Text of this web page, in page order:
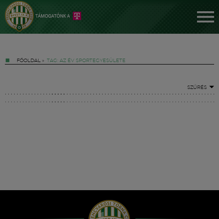
FŐOLDAL » TAG: AZ ÉV SPORTEGYESÜLETE
SZŰRÉS
Hírek